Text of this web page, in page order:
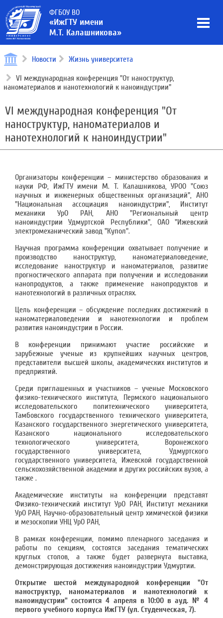
ФГБОУ ВО
«ИжГТУ имени
М.Т. Калашникова»
Новости Жизнь университета
VI международная конференция "От наноструктур,
наноматериалов и нанотехнологий к наноиндустрии"
VI международная конференция "От
наноструктур, наноматериалов и
нанотехнологий к наноиндустрии"
Организаторы конференции – министерство образования и
науки РФ, ИжГТУ имени М. Т. Калашникова, УРОО "Союз
научных и инженерных общественных организаций", АНО
"Национальная ассоциация наноиндустрии", Институт
механики УрО РАН, АНО "Региональный центр
наноиндустрии Удмуртской Республики", ОАО "Ижевский
электромеханический завод "Купол".
Научная программа конференции охватывает получение и
производство наноструктур, наноматериаловедение,
исследование наноструктур и наноматериалов, развитие
прогностического аппарата при получении и исследовании
нанопродуктов, а также применение нанопродуктов и
нанотехнологий в различных отраслях.
Цель конференции – обсуждение последних достижений в
наноматериаловедении и нанотехнологии и проблем
развития наноиндустрии в России.
В конференции принимают участие российские и
зарубежные ученые из крупнейших научных центров,
представители высшей школы, академических институтов и
предприятий.
Среди приглашенных и участников – ученые Московского
физико-технического института, Пермского национального
исследовательского политехнического университета,
Тамбовского государственного технического университета,
Казанского государственного энергетического университета,
Казанского национального исследовательского
технологического университета, Воронежского
государственного университета, Удмуртского
государственного университета, Ижевской государственной
сельскохозяйственной академии и других российских вузов, а
также .
Академические институты на конференции представят
Физико-технический институт УрО РАН, Институт механики
УрО РАН, Научно-образовательный центр химической физики
и мезоскопии УНЦ УрО РАН,
В рамках конференции, помимо пленарного заседания и
работы по секциям, состоятся заседания тематических
круглых столов, а также будет развернута выставка,
демонстрирующая достижения наноиндустрии Удмуртии.
Открытие шестой международной конференции "От
наноструктур, наноматериалов и нанотехнологий к
наноиндустрии" состоится 4 апреля в 10:00 в ауд. № 4
первого учебного корпуса ИжГТУ (ул. Студенческая, 7).